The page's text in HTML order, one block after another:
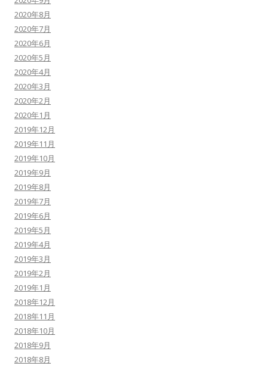
2020年8月
2020年7月
2020年6月
2020年5月
2020年4月
2020年3月
2020年2月
2020年1月
2019年12月
2019年11月
2019年10月
2019年9月
2019年8月
2019年7月
2019年6月
2019年5月
2019年4月
2019年3月
2019年2月
2019年1月
2018年12月
2018年11月
2018年10月
2018年9月
2018年8月